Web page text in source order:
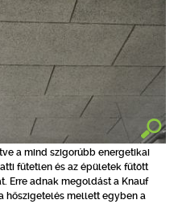
a mind szigorúbb energetikai
fűtetlen és az épületek fűtött
Erre adnak megoldást a Knauf
hőszigetelés mellett egyben a